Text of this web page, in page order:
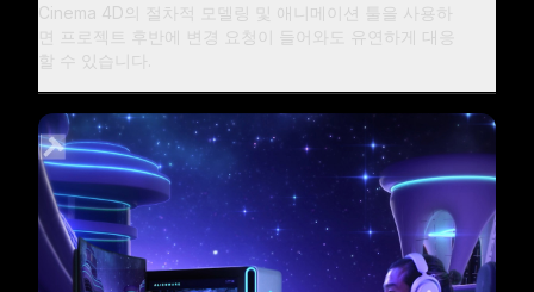
Cinema 4D의 절차적 모델링 및 애니메이션 툴을 사용하
면 프로젝트 후반에 변경 요청이 들어와도 유연하게 대응
할 수 있습니다.